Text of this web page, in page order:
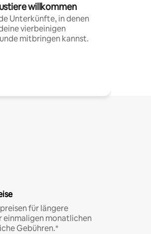
willkommen
Unterkünfte, in denen
vierbeinigen
mitbringen kannst.
für längere
einmaligen monatlichen
Gebühren.*